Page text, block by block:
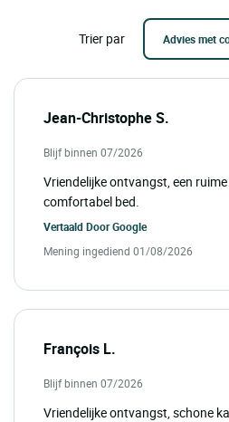
Trier par
Jean-Christophe S.
Blijf binnen 07/2026
Vriendelijke ontvangst, een
comfortabel bed.
Vertaald DoorGoogle
Mening ingediend 01/08/2026
François L.
Blijf binnen 07/2026
Vriendelijke ontvangst, schone